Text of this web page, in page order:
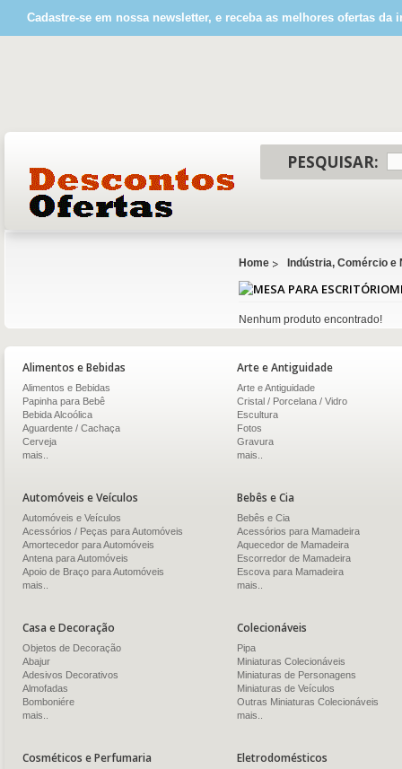
Cadastre-se em nossa newsletter, e receba as melhores ofertas da
PESQUISAR:
Home Indústria, Comércio e
Nenhum produto encontrado!
Alimentos e Bebidas
Alimentos e Bebidas
Papinha para Bebê
Bebida Alcoólica
Aguardente / Cachaça
Cerveja
mais..
Arte e Antiguidade
Arte e Antiguidade
Cristal / Porcelana / Vidro
Escultura
Fotos
Gravura
mais..
Automóveis e Veículos
Automóveis e Veículos
Acessórios / Peças para Automóveis
Amortecedor para Automóveis
Antena para Automóveis
Apoio de Braço para Automóveis
mais..
Bebês e Cia
Bebês e Cia
Acessórios para Mamadeira
Aquecedor de Mamadeira
Escorredor de Mamadeira
Escova para Mamadeira
mais..
Casa e Decoração
Objetos de Decoração
Abajur
Adesivos Decorativos
Almofadas
Bomboniére
mais..
Colecionáveis
Pipa
Miniaturas Colecionáveis
Miniaturas de Personagens
Miniaturas de Veículos
Outras Miniaturas Colecionáveis
mais..
Cosméticos e Perfumaria Eletrodomésticos